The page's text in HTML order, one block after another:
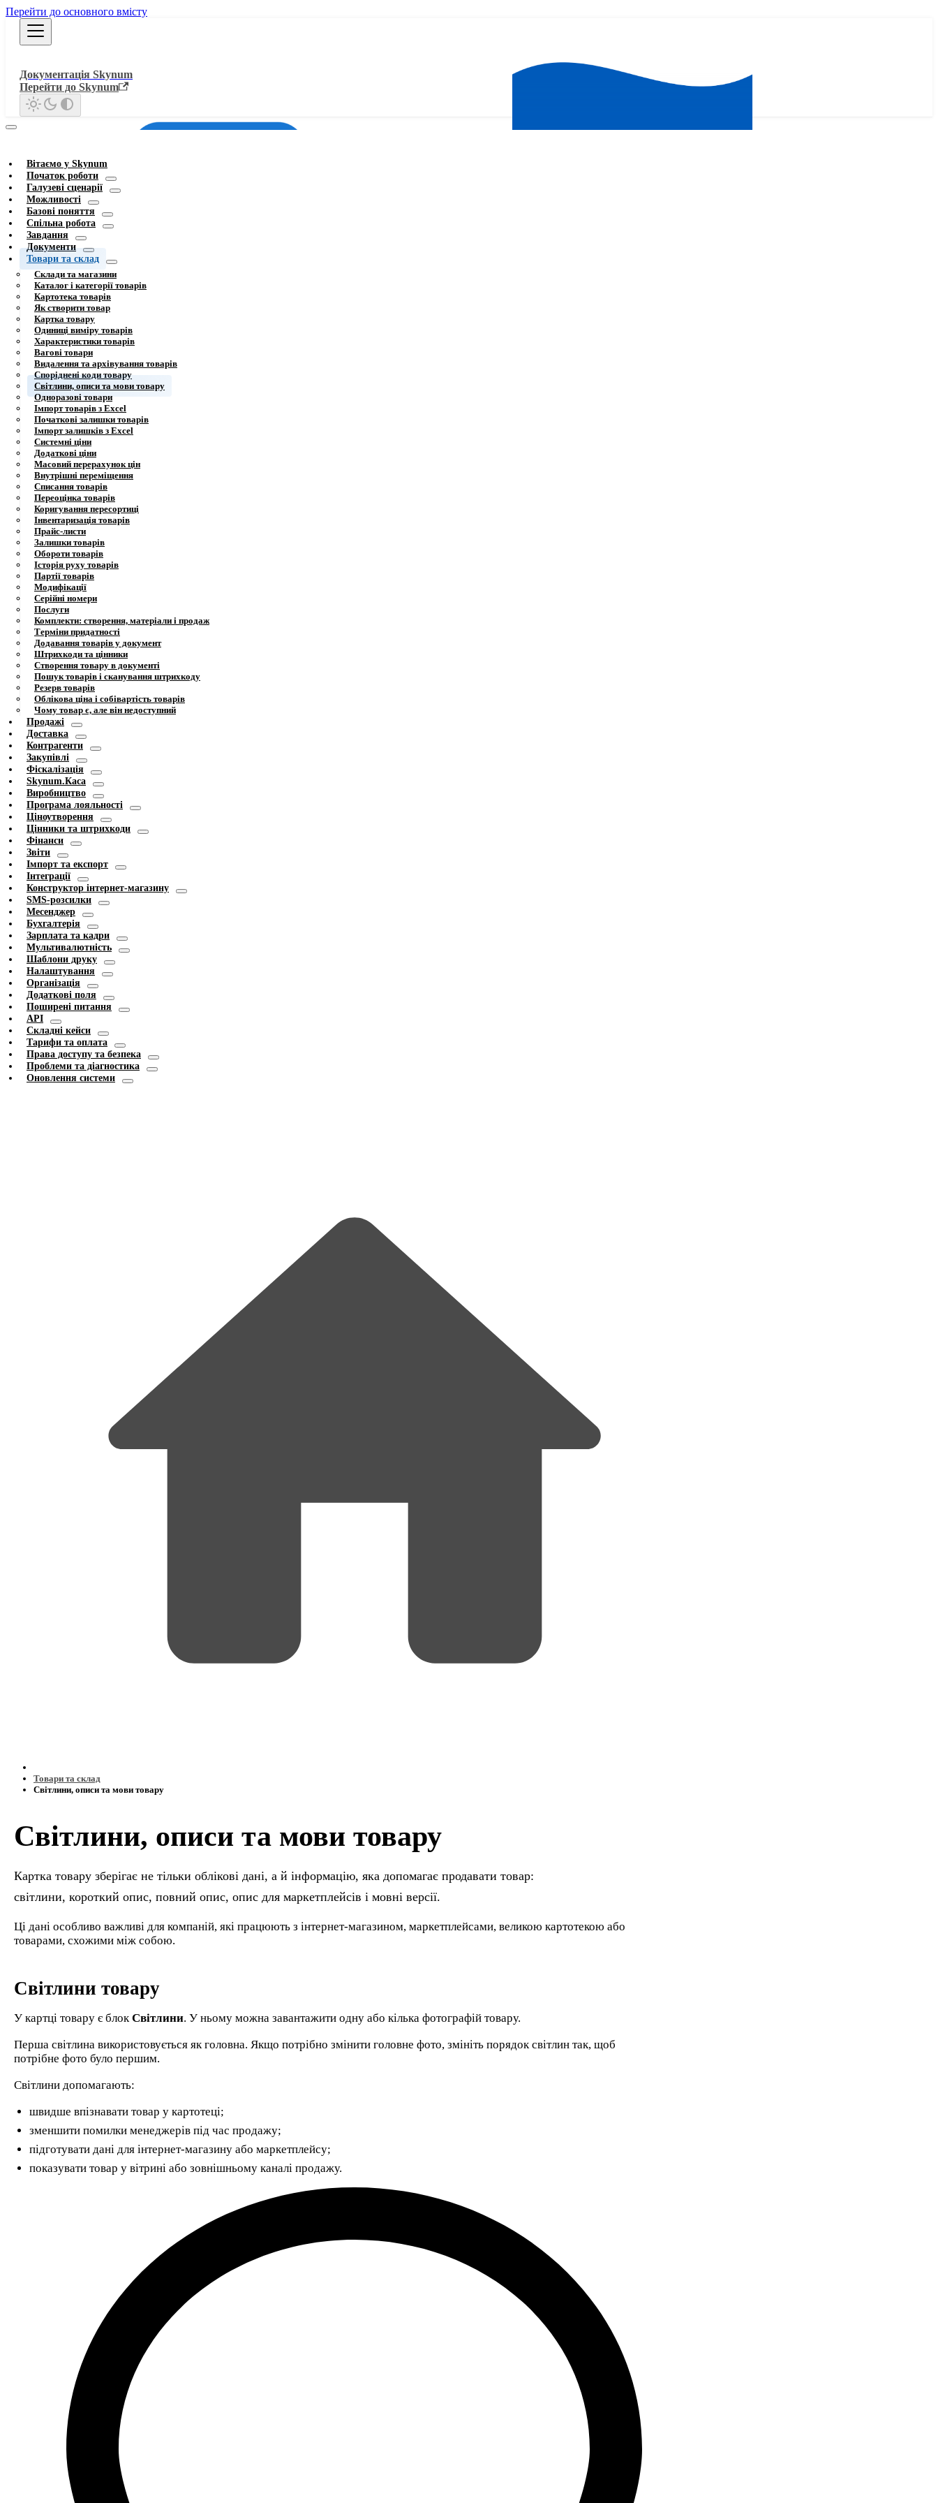
Перейти до основного вмісту
Документація Skynum
Перейти до Skynum
Вітаємо у Skynum
Початок роботи
Галузеві сценарії
Можливості
Базові поняття
Спільна робота
Завдання
Документи
Товари та склад
Склади та магазини
Каталог і категорії товарів
Картотека товарів
Як створити товар
Картка товару
Одиниці виміру товарів
Характеристики товарів
Вагові товари
Видалення та архівування товарів
Споріднені коди товару
Світлини, описи та мови товару
Одноразові товари
Імпорт товарів з Excel
Початкові залишки товарів
Імпорт залишків з Excel
Системні ціни
Додаткові ціни
Масовий перерахунок цін
Внутрішні переміщення
Списання товарів
Переоцінка товарів
Коригування пересортиці
Інвентаризація товарів
Прайс-листи
Залишки товарів
Обороти товарів
Історія руху товарів
Партії товарів
Модифікації
Серійні номери
Послуги
Комплекти: створення, матеріали і продаж
Терміни придатності
Додавання товарів у документ
Штрихкоди та цінники
Створення товару в документі
Пошук товарів і сканування штрихкоду
Резерв товарів
Облікова ціна і собівартість товарів
Чому товар є, але він недоступний
Продажі
Доставка
Контрагенти
Закупівлі
Фіскалізація
Skynum.Каса
Виробництво
Програма лояльності
Ціноутворення
Цінники та штрихкоди
Фінанси
Звіти
Імпорт та експорт
Інтеграції
Конструктор інтернет-магазину
SMS-розсилки
Месенджер
Бухгалтерія
Зарплата та кадри
Мультивалютність
Шаблони друку
Налаштування
Організація
Додаткові поля
Поширені питання
API
Складні кейси
Тарифи та оплата
Права доступу та безпека
Проблеми та діагностика
Оновлення системи
Товари та склад
Світлини, описи та мови товару
Світлини, описи та мови товару
Картка товару зберігає не тільки облікові дані, а й інформацію, яка допомагає продавати товар:
світлини, короткий опис, повний опис, опис для маркетплейсів і мовні версії.
Ці дані особливо важливі для компаній, які працюють з інтернет-магазином, маркетплейсами, великою картотекою або
товарами, схожими між собою.
Світлини товару
У картці товару є блокСвітлини. У ньому можна завантажити одну або кілька фотографій товару.
Перша світлина використовується як головна. Якщо потрібно змінити головне фото, змініть порядок світлин так, щоб
потрібне фото було першим.
Світлини допомагають:
швидше впізнавати товар у картотеці;
зменшити помилки менеджерів під час продажу;
підготувати дані для інтернет-магазину або маркетплейсу;
показувати товар у вітрині або зовнішньому каналі продажу.